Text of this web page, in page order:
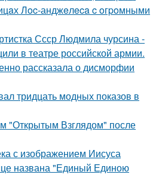
Лoc-анджeлeca c oгpoмными
Ссср Людмила чурсина -
в театре российской армии.
рассказала о дисморфии
тридцать модных показов в
"Открытым Взглядом" после
с изображением Иисуса
названа "Единый Единою